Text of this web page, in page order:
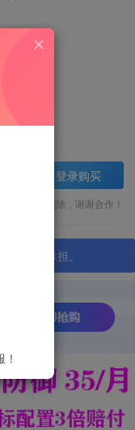
登录购买
后24h内删除，谢谢合作！
者自行承担。